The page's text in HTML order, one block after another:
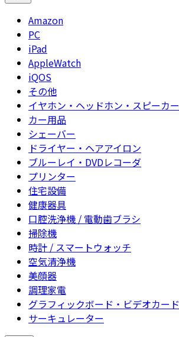
Amazon
PC
iPad
AppleWatch
iQOS
その他
イヤホン・ヘッドホン・スピーカー
カー用品
シェーバー
ドライヤー・ヘアアイロン
ブルーレイ・DVDレコーダ
プリンター
住宅設備
健康器具
口腔洗浄機 / 電動歯ブラシ
掃除機
時計 / スマートウォッチ
空気清浄機
美顔器
調理家電
グラフィックボード・ビデオカード
サーキュレーター